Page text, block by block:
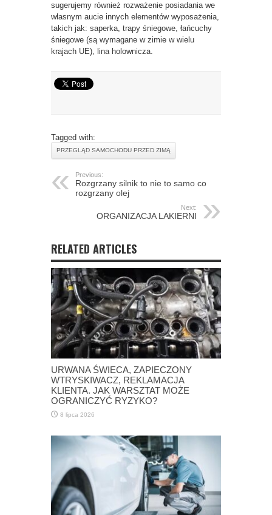
sugerujemy również rozważenie posiadania we
własnym aucie innych elementów wyposażenia,
takich jak: saperka, trapy śniegowe, łańcuchy
śniegowe (są wymagane w zimie w wielu
krajach UE), lina holownicza.
Tagged with:
PRZEGLĄD SAMOCHODU PRZED ZIMĄ
Previous:
Rozgrzany silnik to nie to samo co
rozgrzany olej
Next:
ORGANIZACJA LAKIERNI
RELATED ARTICLES
URWANA ŚWIECA, ZAPIECZONY
WTRYSKIWACZ, REKLAMACJA
KLIENTA. JAK WARSZTAT MOŻE
OGRANICZYĆ RYZYKO?
8 lipca 2026